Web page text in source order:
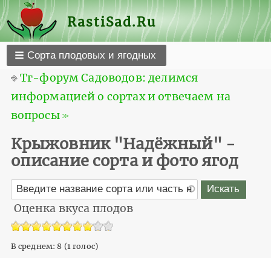
RastiSad.Ru
Сорта плодовых и ягодных
⎆Тг-форум Садоводов: делимся
информацией о сортах и отвечаем на
вопросы ≫
Крыжовник "Надёжный" -
описание сорта и фото ягод
Оценка вкуса плодов
В среднем:8 (1голос)